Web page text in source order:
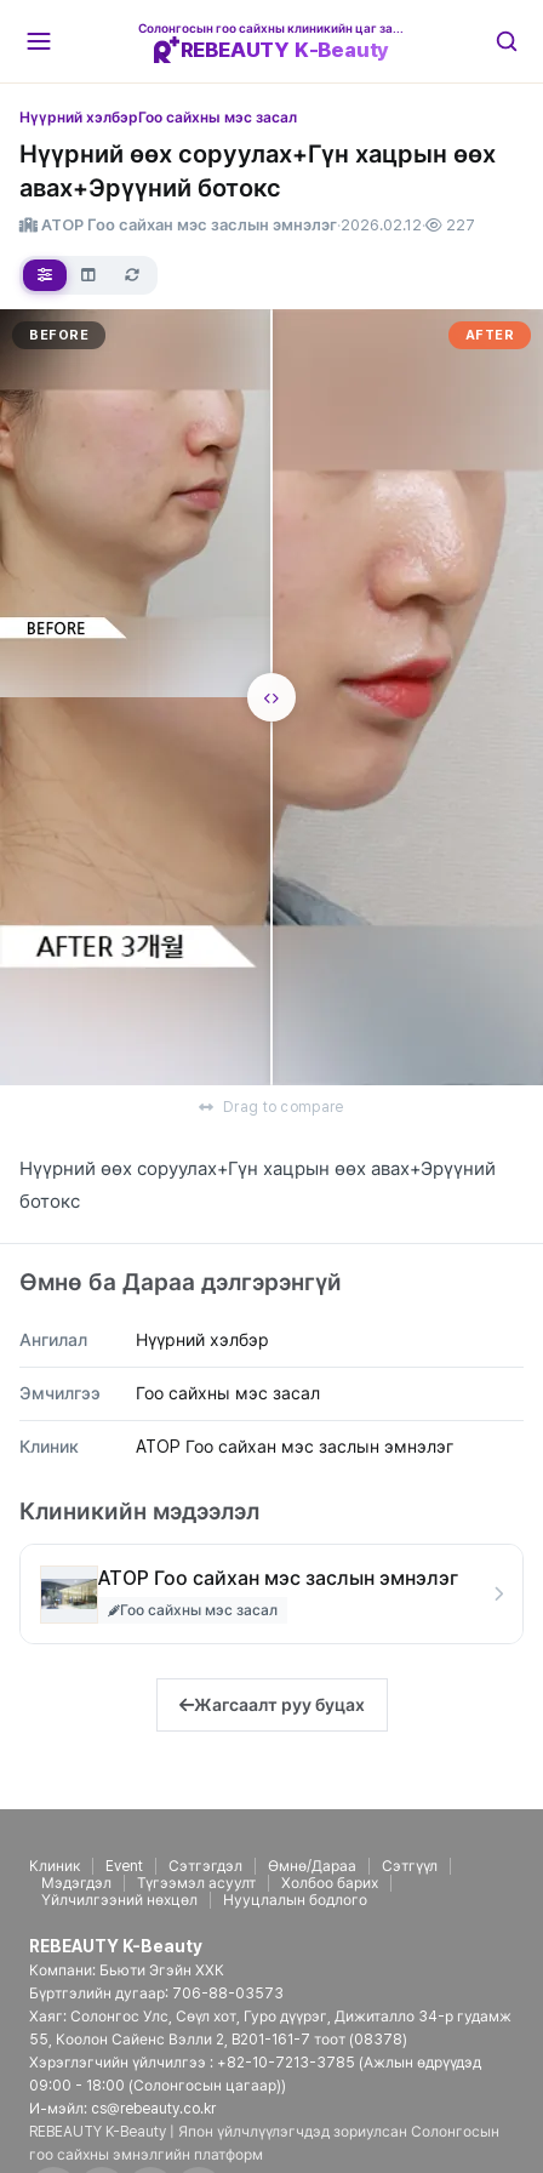
REBEAUTY K-Beauty
Нүүрний хэлбэрГоо сайхны мэс засал
Нүүрний өөх соруулах+Гүн хацрын өөх
авах+Эрүүний ботокс
ATOP Гоо сайхан мэс заслын эмнэлэг·2026.02.12· 227
AFTER
BEFORE
Drag to compare
Нүүрний өөх соруулах+Гүн хацрын өөх авах+Эрүүний
ботокс
Өмнө ба Дараа дэлгэрэнгүй
Ангилал Нүүрний хэлбэр
Эмчилгээ Гоо сайхны мэс засал
Клиник ATOP Гоо сайхан мэс заслын эмнэлэг
Клиникийн мэдээлэл
ATOP Гоо сайхан мэс заслын эмнэлэг
Гоо сайхны мэс засал
Жагсаалт руу буцах
Клиник Event Сэтгэгдэл Өмнө/Дараа
Сэтгүүл
Мэдэгдэл
Түгээмэл асуулт
Холбоо барих
Үйлчилгээний нөхцөл
Нууцлалын бодлого
REBEAUTY K-Beauty
Компани: Бьюти Эгэйн ХХК
Бүртгэлийн дугаар: 706-88-03573
Хаяг: Солонгос Улс, Сөүл хот, Гуро дүүрэг, Дижиталло 34-р гудамж
55, Коолон Сайенс Вэлли 2, B201-161-7 тоот (08378)
Хэрэглэгчийн үйлчилгээ : +82-10-7213-3785 (Ажлын өдрүүдэд
09:00 - 18:00 (Солонгосын цагаар))
И-мэйл: cs@rebeauty.co.kr
REBEAUTY K-Beauty | Япон үйлчлүүлэгчдэд зориулсан Солонгосын
гоо сайхны эмнэлгийн платформ